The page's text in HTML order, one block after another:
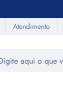
Atendimento